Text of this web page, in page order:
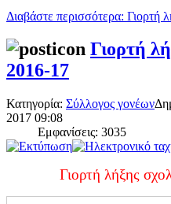
Διαβάστε περισσότερα: Γιορτή
Γιορτή
2016-17
Κατηγορία: Σύλλογος γονέων
2017 09:08
Εμφανίσεις: 3035
Γιορτή λήξης